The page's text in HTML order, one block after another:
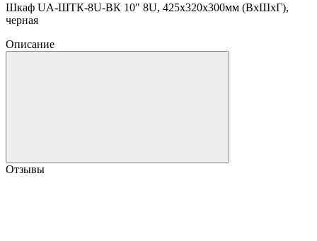
Шкаф UA-ШТК-8U-ВК 10" 8U, 425x320x300мм (ВхШхГ),
черная
Описание
Отзывы